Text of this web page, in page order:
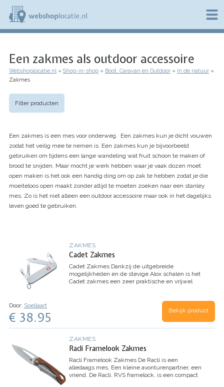
Overslaan
naar
de
b
s
h
o
t
i
e
.
Een zakmes als outdoor accessoire
Kruimelpad
Webshoplocatie.nl Shop-in-shop Boot, Caravan en Outdoor
In de natuur
Zakmes
Filter producten
Een zakmes is een mes voor onderweg. Een zakmes kun je dicht vouwen
zodat het veilig mee te nemen is. Een zakmes kun je bijvoorbeeld
gebruiken om tijdens een lange wandeling wat fruit schoon te maken of
brood te snijden. Maar mocht je werk hebben waar je vaak dozen moet
open maken is het ook een handig ding om op zak te hebben zodat je die
moeiteloos open maakt zonder altijd te moeten zoeken naar een stanley
mes. Zo is het niet alleen een outdoor accessoire maar ook in het dagelijks
leven goed te gebruiken.
ZAKMES
Cadet Zakmes
Cadet Zakmes Dankzij de uitgebreide
mogelijkheden en de stevige Alox schalen is het
Cadet zakmes een zeer praktische en vrijwel
Door: Soellaart
€ 38.95 Bekijk product
ZAKMES
Racli Framelook Zakmes
Racli Framelook Zakmes De Racli is een
alledaags mes. Een kleine avonturenpartner, een
vriend. De Racli, RVS framelock, is een compact